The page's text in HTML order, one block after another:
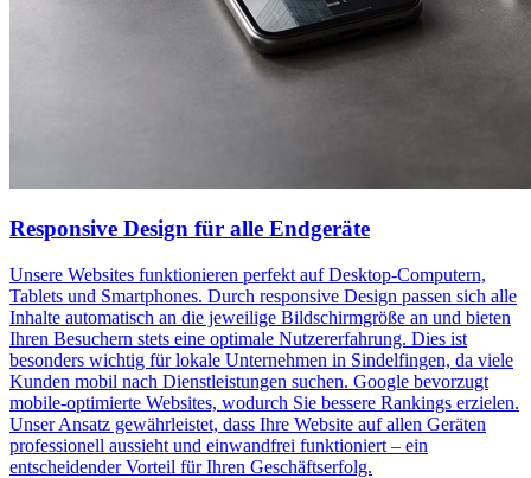
Responsive Design für alle Endgeräte
Unsere Websites funktionieren perfekt auf Desktop-Computern,
Tablets und Smartphones. Durch responsive Design passen sich alle
Inhalte automatisch an die jeweilige Bildschirmgröße an und bieten
Ihren Besuchern stets eine optimale Nutzererfahrung. Dies ist
besonders wichtig für lokale Unternehmen in Sindelfingen, da viele
Kunden mobil nach Dienstleistungen suchen. Google bevorzugt
mobile-optimierte Websites, wodurch Sie bessere Rankings erzielen.
Unser Ansatz gewährleistet, dass Ihre Website auf allen Geräten
professionell aussieht und einwandfrei funktioniert – ein
entscheidender Vorteil für Ihren Geschäftserfolg.